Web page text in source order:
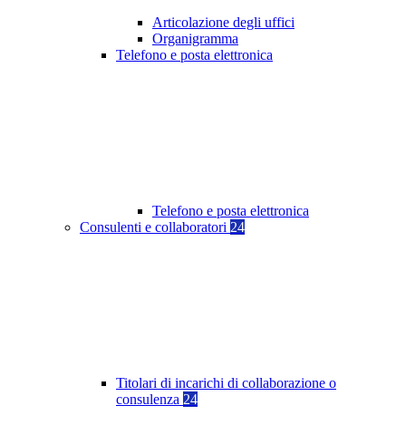
Articolazione degli uffici
Organigramma
Telefono e posta elettronica
Telefono e posta elettronica
Consulenti e collaboratori 24
Titolari di incarichi di collaborazione o
consulenza 24